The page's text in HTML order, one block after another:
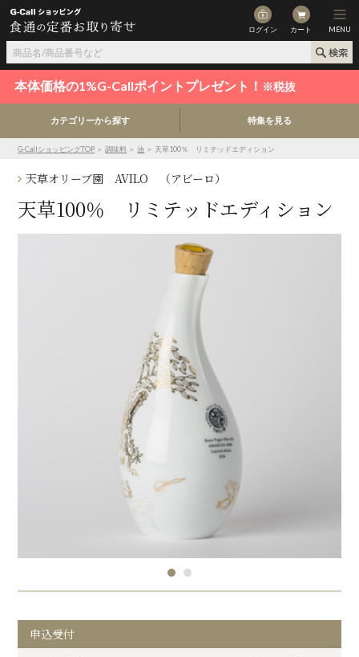
ログイン カート MENU
本体価格の1%G-Callポイントプレゼント！ ※税抜
カテゴリーから探す 特集を見る
G-CallショッピングTOP ＞調味料 ＞油 ＞ 天草100％ リミテッドエディション
天草オリーブ園 AVILO （アビーロ）
天草100％ リミテッドエディション
申込受付